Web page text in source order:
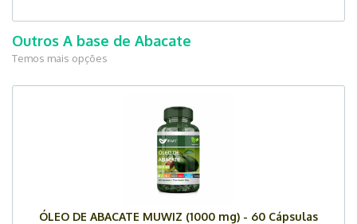
Outros A base de Abacate
Temos mais opções
ÓLEO DE ABACATE MUWIZ (1000 mg) - 60 Cápsulas